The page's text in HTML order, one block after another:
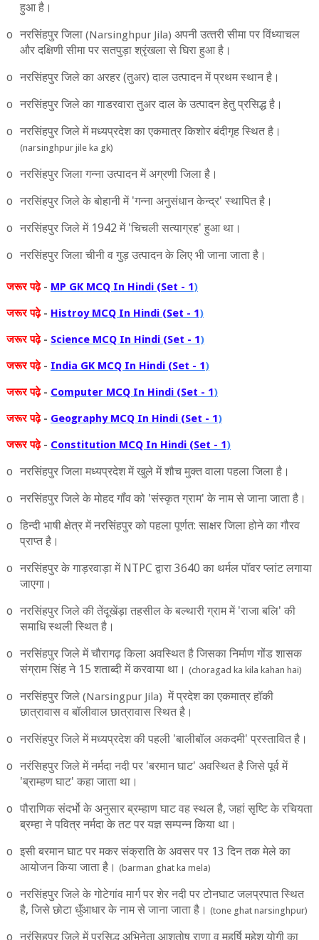
हुआ है।
o नरसिंहपुर जिला (Narsinghpur Jila) अपनी उत्‍तरी सीमा पर विंध्‍याचल
और दक्षिणी सीमा पर सतपुड़ा श्रृंखला से घिरा हुआ है।
o नरसिंहपुर जिले का अरहर (तुअर) दाल उत्‍पादन में प्रथम स्‍थान है।
o नरसिंहपुर जिले का गाडरवारा तुअर दाल के उत्‍पादन हेतु प्रसिद्ध है।
o नरसिंहपुर जिले में मध्‍यप्रदेश का एकमात्र किशोर बंदीगृह स्थित है।
(narsinghpur jile ka gk)
o नरसिंहपुर जिला गन्‍ना उत्‍पादन में अग्रणी जिला है।
o नरसिंहपुर जिले के बोहानी में 'गन्‍ना अनुसंधान केन्‍द्र' स्‍थापित है।
o नरसिंहपुर जिले में 1942 में 'चिचली सत्‍याग्रह' हुआ था।
o नरसिंहपुर जिला चीनी व गुड़ उत्‍पादन के लिए भी जाना जाता है।
जरूर पढ़े- MP GK MCQ In Hindi (Set - 1)
जरूर पढ़े- Histroy MCQ In Hindi (Set - 1)
जरूर पढ़े- Science MCQ In Hindi (Set - 1)
जरूर पढ़े- India GK MCQ In Hindi (Set - 1)
जरूर पढ़े- Computer MCQ In Hindi (Set - 1)
जरूर पढ़े- Geography MCQ In Hindi (Set - 1)
जरूर पढ़े- Constitution MCQ In Hindi (Set - 1)
o नरसिंहपुर जिला मध्‍यप्रदेश में खुले में शौच मुक्‍त वाला पहला जिला है।
o नरसिंहपुर जिले के मोहद गॉंव को 'संस्‍कृत ग्राम' के नाम से जाना जाता है।
o हिन्‍दी भाषी क्षेत्र में नरसिंहपुर को पहला पूर्णत: साक्षर जिला होने का गौरव
प्राप्‍त है।
o नरसिंहपुर के गाड़रवाड़ा में NTPC द्वारा 3640 का थर्मल पॉवर प्‍लांट लगाया
जाएगा।
o नरसिंहपुर जिले की तेंदूखेंड़ा तहसील के बल्‍थारी ग्राम में 'राजा बलि' की
समाधि स्‍थली स्थित है।
o नरसिंहपुर जिले में चौरागढ़ किला अवस्थित है जिसका निर्माण गोंड शासक
संग्राम सिंह ने 15 शताब्‍दी में करवाया था। (choragad ka kila kahan hai)
o नरसिंहपुर जिले (Narsingpur Jila) में प्रदेश का एकमात्र हॉकी
छात्रावास व बॉलीवाल छात्रावास स्थित है।
o नरसिंहपुर जिले में मध्‍यप्रदेश की पहली 'बालीबॉल अकदमी' प्रस्‍तावित है।
o नरंसिहपुर जिले में नर्मदा नदी पर 'बरमान घाट' अवस्थित है जिसे पूर्व में
'ब्राम्‍हण घाट' कहा जाता था।
o पौराणिक संदर्भो के अनुसार ब्रम्हाण घाट वह स्थल है, जहां सृष्टि के रचियता
ब्रम्हा ने पवित्र नर्मदा के तट पर यज्ञ सम्पन्न किया था।
o इसी बरमान घाट पर मकर संक्राति के अवसर पर 13 दिन तक मेले का
आयोजन किया जाता है। (barman ghat ka mela)
o नरसिंहपुर जिले के गोटेगांव मार्ग पर शेर नदी पर टोनघाट जलप्रपात स्थित
है, जिसे छोटा धुँआधार के नाम से जाना जाता है। (tone ghat narsinghpur)
o नरंसिहपुर जिले में प्रसिद्ध अभिनेता आशुतोष राणा व महर्षि महेश योगी का